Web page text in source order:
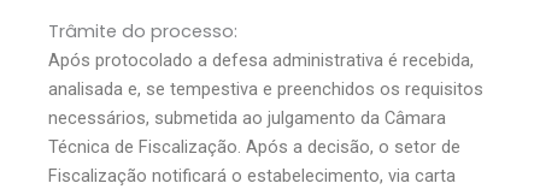
Trâmite do processo:
Após protocolado a defesa administrativa é recebida,
analisada e, se tempestiva e preenchidos os requisitos
necessários, submetida ao julgamento da Câmara
Técnica de Fiscalização. Após a decisão, o setor de
Fiscalização notificará o estabelecimento, via carta